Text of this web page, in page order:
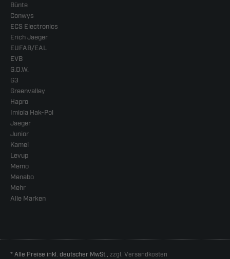
Bünte
Conwys
ECS Electronics
Erich Jaeger
EUFAB/EAL
EVB
G.D.W.
G3
Greenvalley
Hapro
Imiola Hak-Pol
Jaeger
Junior
Kamei
Levup
Memo
Menabo
Mehr
Alle Marken
* Alle Preise inkl. deutscher MwSt., zzgl. Versandkosten